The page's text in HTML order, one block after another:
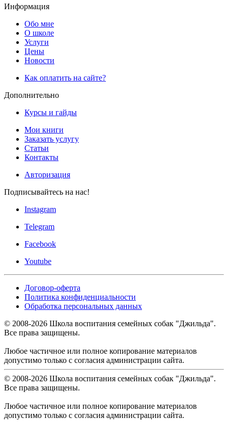
Информация
Обо мне
О школе
Услуги
Цены
Новости
Как оплатить на сайте?
Дополнительно
Курсы и гайды
Мои книги
Заказать услугу
Статьи
Контакты
Авторизация
Подписывайтесь на нас!
Instagram
Telegram
Facebook
Youtube
Договор-оферта
Политика конфиденциальности
Обработка персональных данных
© 2008-2026 Школа воспитания семейных собак "Джильда".
Все права защищены.
Любое частичное или полное копирование материалов
допустимо только с согласия администрации сайта.
© 2008-2026 Школа воспитания семейных собак "Джильда".
Все права защищены.
Любое частичное или полное копирование материалов
допустимо только с согласия администрации сайта.